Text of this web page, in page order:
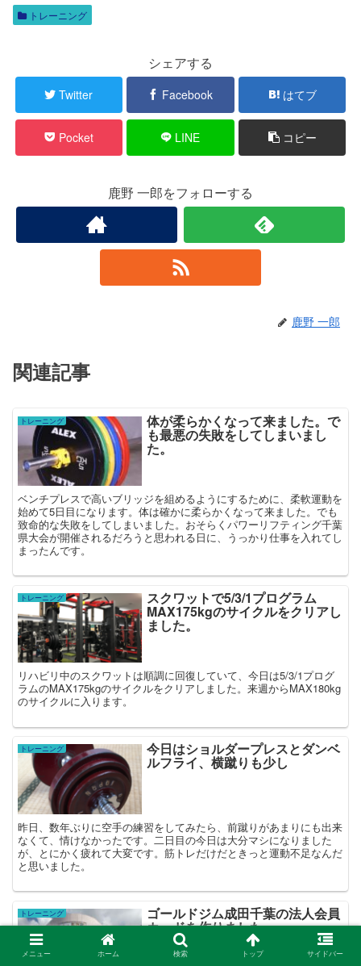
トレーニング
シェアする
Twitter Facebook はてブ
Pocket LINE コピー
鹿野 一郎をフォローする
鹿野 一郎
関連記事
トレーニング 体が柔らかくなって来ました。で
も最悪の失敗をしてしまいまし
た。
ベンチプレスで高いブリッジを組めるようにするために、柔軟運動を
始めて5日目になります。体は確かに柔らかくなって来ました。でも
致命的な失敗をしてしまいました。おそらくパワーリフティング千葉
県大会が開催されるだろうと思われる日に、うっかり仕事を入れてし
まったんです。
トレーニング スクワットで5/3/1プログラム
MAX175kgのサイクルをクリアし
ました。
リハビリ中のスクワットは順調に回復していて、今日は5/3/1プログ
ラムのMAX175kgのサイクルをクリアしました。来週からMAX180kg
のサイクルに入ります。
トレーニング 今日はショルダープレスとダンベ
ルフライ、横蹴りも少し
昨日、数年ぶりに空手の練習をしてみたら、前蹴りがあまりにも出来
なくて、情けなかったです。二日目の今日は大分マシになりました
が、とにかく疲れて大変です。筋トレだけだときっと運動不足なんだ
と思いました。
トレーニング ゴールドジム成田千葉の法人会員
カードを作りました。
メニュー ホーム 検索 トップ サイドバー